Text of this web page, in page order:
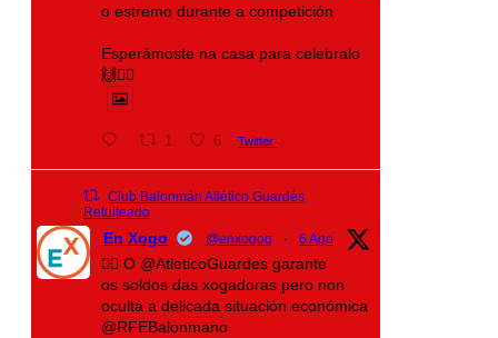
o estremo durante a competición
Esperámoste na casa para celebralo
🙌❤️‍🔥
1 6 Twitter
Club Balonmán Atlético Guardés
Retuiteado
En Xogo @enxogog · 6 Ago
🤾‍♀️ O @AtleticoGuardes garante
os soldos das xogadoras pero non
oculta a delicada situación económica
@RFEBalonmano